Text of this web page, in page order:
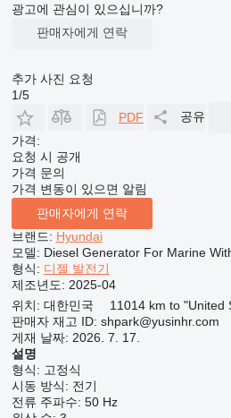
광고에 관심이 있으십니까?
판매자에게 연락
추가 사진 요청
1/5
PDF
공유
가격:
요청 시 공개
가격 문의
가격 변동이 있으면 알림
판매자에게 연락
브랜드: Hyundai
모델: Diesel Generator For Marine
형식: 디젤 발전기
제조년도: 2025-04
위치: 대한민국
11014 km to "United
판매자 재고 ID: shpark@yusinhr.com
게재 날짜: 2026. 7. 17.
설명
형식: 고정식
시동 방식: 전기
전류 주파수: 50 Hz